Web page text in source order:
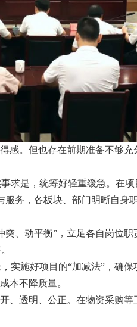
感。但也存在前期准备不够充
求是，统筹好轻重缓急。在
务，各板块、部门明晰自身
、动平衡”，立足各自岗位
实施好项目的“加减法”，确
本不降质量。
、透明、公正。在物资采购等